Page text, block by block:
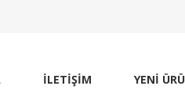
İLETİŞİM YENİ